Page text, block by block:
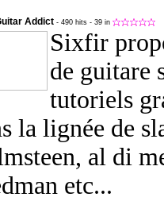
Addict - 490 hits - 39 in
Sixfir
de guitare
tutoriels
la lignée de
al di
etc...